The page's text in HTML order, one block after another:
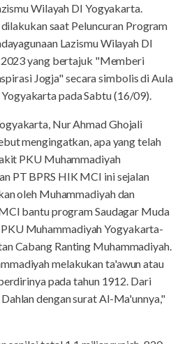
Wilayah DI Yogyakarta.
dilakukan saat Peluncuran Program
Lazismu Wilayah DI
yang bertajuk "Memberi
Jogja" secara simbolis di Aula
pada Sabtu (16/09).
Nur Ahmad Ghojali
mengingatkan, apa yang telah
PKU Muhammadiyah
PT BPRS HIK MCI ini sejalan
oleh Muhammadiyah dan
bantu program Saudagar Muda
Muhammadiyah Yogyakarta-
Cabang Ranting Muhammadiyah.
melakukan ta'awun atau
pada tahun 1912. Dari
dengan surat Al-Ma'unnya,"